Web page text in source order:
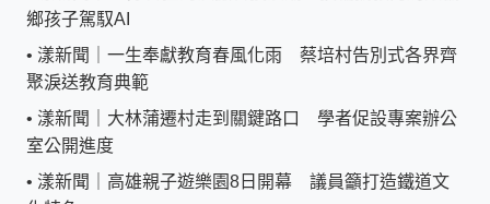
鄉孩子駕馭AI
• 漾新聞｜一生奉獻教育春風化雨 蔡培村告別式各界齊
聚淚送教育典範
• 漾新聞｜大林蒲遷村走到關鍵路口 學者促設專案辦公
室公開進度
• 漾新聞｜高雄親子遊樂園8日開幕 議員籲打造鐵道文